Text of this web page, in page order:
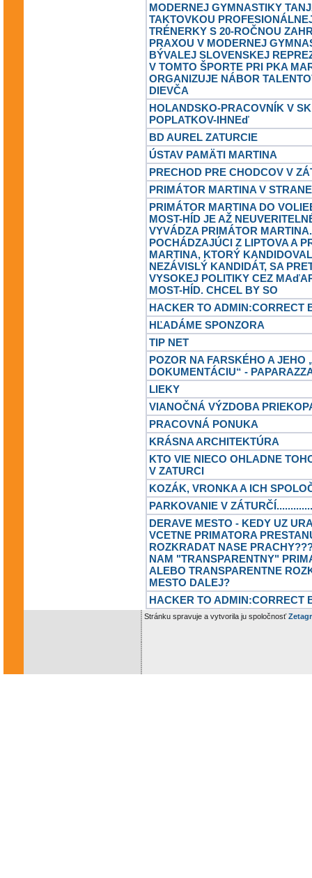
MODERNEJ GYMNASTIKY
TAKTOVKOU
TRÉNERKY S 20-ROČNOU
PRAXOU V MODERNEJ
BÝVALEJ SLOVENSKEJ
V TOMTO ŠPORTE PRI PKA
ORGANIZUJE NÁBOR
DIEVČA
HOLANDSKO-PRACOVNÍK V
POPLATKOV-IHNEď
BD AUREL ZATURCIE
ÚSTAV PAMÄTI MARTINA
PRECHOD PRE CHODCOV V
PRIMÁTOR MARTINA V
PRIMÁTOR MARTINA DO
MOST-HÍD JE AŽ
VYVÁDZA PRIMÁTOR
POCHÁDZAJÚCI Z LIPTOVA A
MARTINA, KTORÝ
NEZÁVISLÝ KANDIDÁT, SA
VYSOKEJ POLITIKY CEZ
MOST-HÍD. CHCEL BY SO
HACKER TO ADMIN:CORRECT
HĽADÁME SPONZORA
TIP NET
POZOR NA FARSKÉHO A JEHO
DOKUMENTÁCIU“ -
LIEKY
VIANOČNÁ VÝZDOBA
PRACOVNÁ PONUKA
KRÁSNA ARCHITEKTÚRA
KTO VIE NIECO OHLADNE
V ZATURCI
KOZÁK, VRONKA A ICH
PARKOVANIE V
DERAVE MESTO - KEDY UZ
VCETNE PRIMATORA
ROZKRADAT NASE
NAM "TRANSPARENTNY"
ALEBO TRANSPARENTNE
MESTO DALEJ?
HACKER TO ADMIN:CORRECT
Stránku spravuje a vytvorila ju spoločnosť